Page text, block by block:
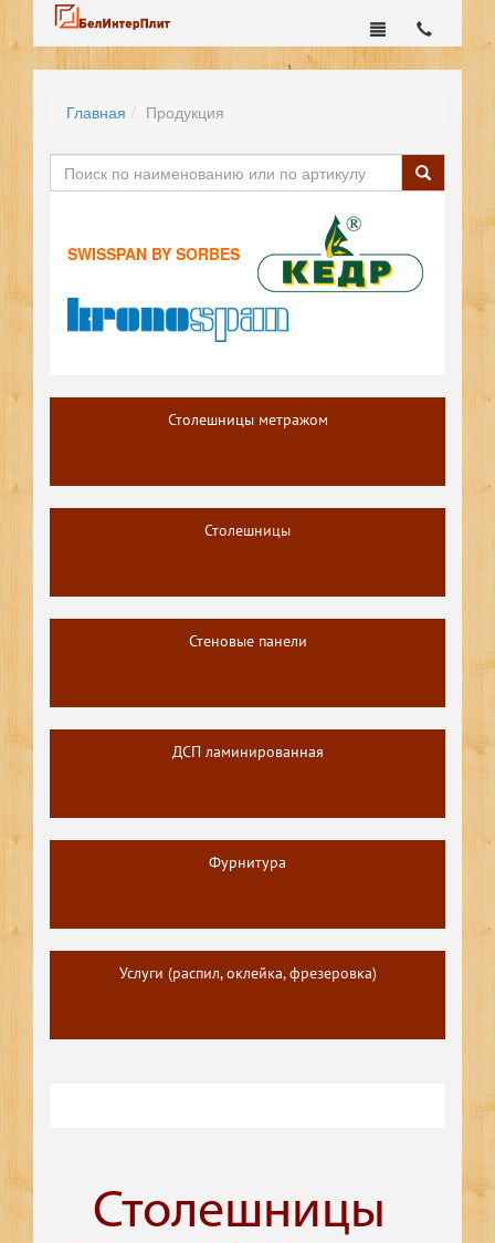
Главная Продукция
SWISSPAN BY SORBES
Столешницы метражом
Столешницы
Стеновые панели
ДСП ламинированная
Фурнитура
Услуги (распил, оклейка, фрезеровка)
Столешницы